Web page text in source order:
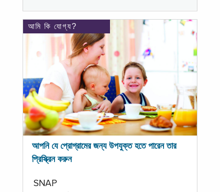
আমি কি যোগ্য?
আপনি যে প্রোগ্রামের জন্য উপযুক্ত হতে পারেন তার
প্রিস্ক্রিন করুন
SNAP